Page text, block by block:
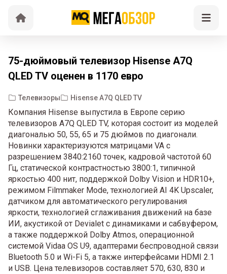
75-дюймовый телевизор Hisense A7Q
QLED TV оценен в 1170 евро
Телевизоры Hisense A7Q QLED TV
Компания Hisense выпустила в Европе серию
телевизоров A7Q QLED TV, которая состоит из моделей
диагональю 50, 55, 65 и 75 дюймов по диагонали.
Новинки характеризуются матрицами VA с
разрешением 3840:2160 точек, кадровой частотой 60
Гц, статической контрастностью 3800:1, типичной
яркостью 400 нит, поддержкой Dolby Vision и HDR10+,
режимом Filmmaker Mode, технологией AI 4K Upscaler,
датчиком для автоматического регулирования
яркости, технологией сглаживания движений на базе
ИИ, акустикой от Devialet с динамиками и сабвуфером,
а также поддержкой Dolby Atmos, операционной
системой Vidaa OS U9, адаптерами беспроводной связи
Bluetooth 5.0 и Wi-Fi 5, а также интерфейсами HDMI 2.1
и USB. Цена телевизоров составляет 570, 630, 830 и